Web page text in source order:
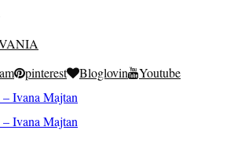
pinterest Bloglovin Youtube